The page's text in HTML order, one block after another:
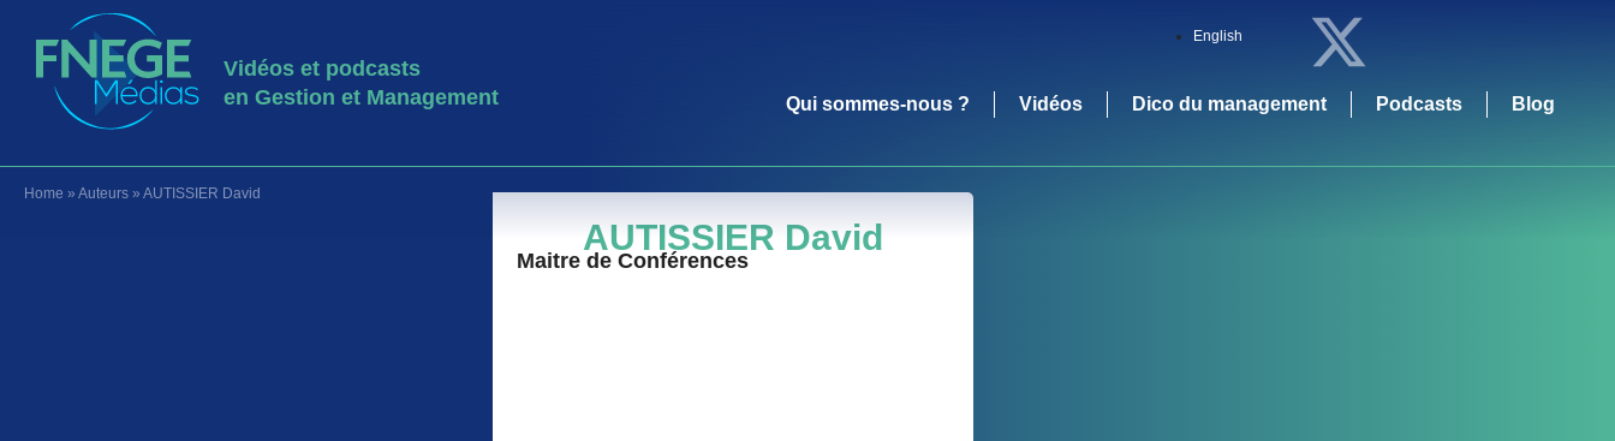
Vidéos et podcasts
en Gestion et Management
English
Qui sommes-nous ? Vidéos Dico du management Podcasts Blog
Home » Auteurs » AUTISSIER David
AUTISSIER David
Maitre de Conférences